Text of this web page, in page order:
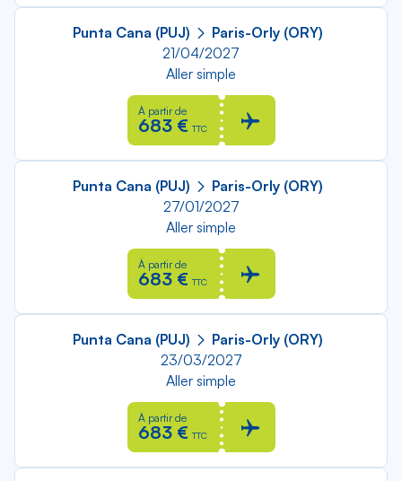
Punta Cana (PUJ)
Paris-Orly (ORY)
21/04/2027
Aller simple
À partir de
683 € TTC
Punta Cana (PUJ)
Paris-Orly (ORY)
27/01/2027
Aller simple
À partir de
683 € TTC
Punta Cana (PUJ)
Paris-Orly (ORY)
23/03/2027
Aller simple
À partir de
683 € TTC